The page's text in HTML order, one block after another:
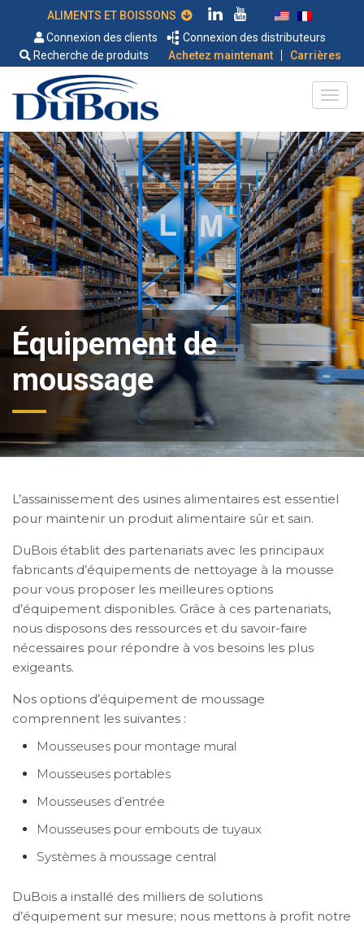
Connexion des clients
Connexion des distributeurs
Recherche de produits
Achetez maintenant | Carrières
Équipement de
moussage
L’assainissement des usines alimentaires est essentiel
pour maintenir un produit alimentaire sûr et sain.
DuBois établit des partenariats avec les principaux
fabricants d’équipements de nettoyage à la mousse
pour vous proposer les meilleures options
d’équipement disponibles. Grâce à ces partenariats,
nous disposons des ressources et du savoir-faire
nécessaires pour répondre à vos besoins les plus
exigeants.
Nos options d’équipement de moussage
comprennent les suivantes :
Mousseuses pour montage mural
Mousseuses portables
Mousseuses d’entrée
Mousseuses pour embouts de tuyaux
Systèmes à moussage central
DuBois a installé des milliers de solutions
d’équipement sur mesure; nous mettons à profit notre